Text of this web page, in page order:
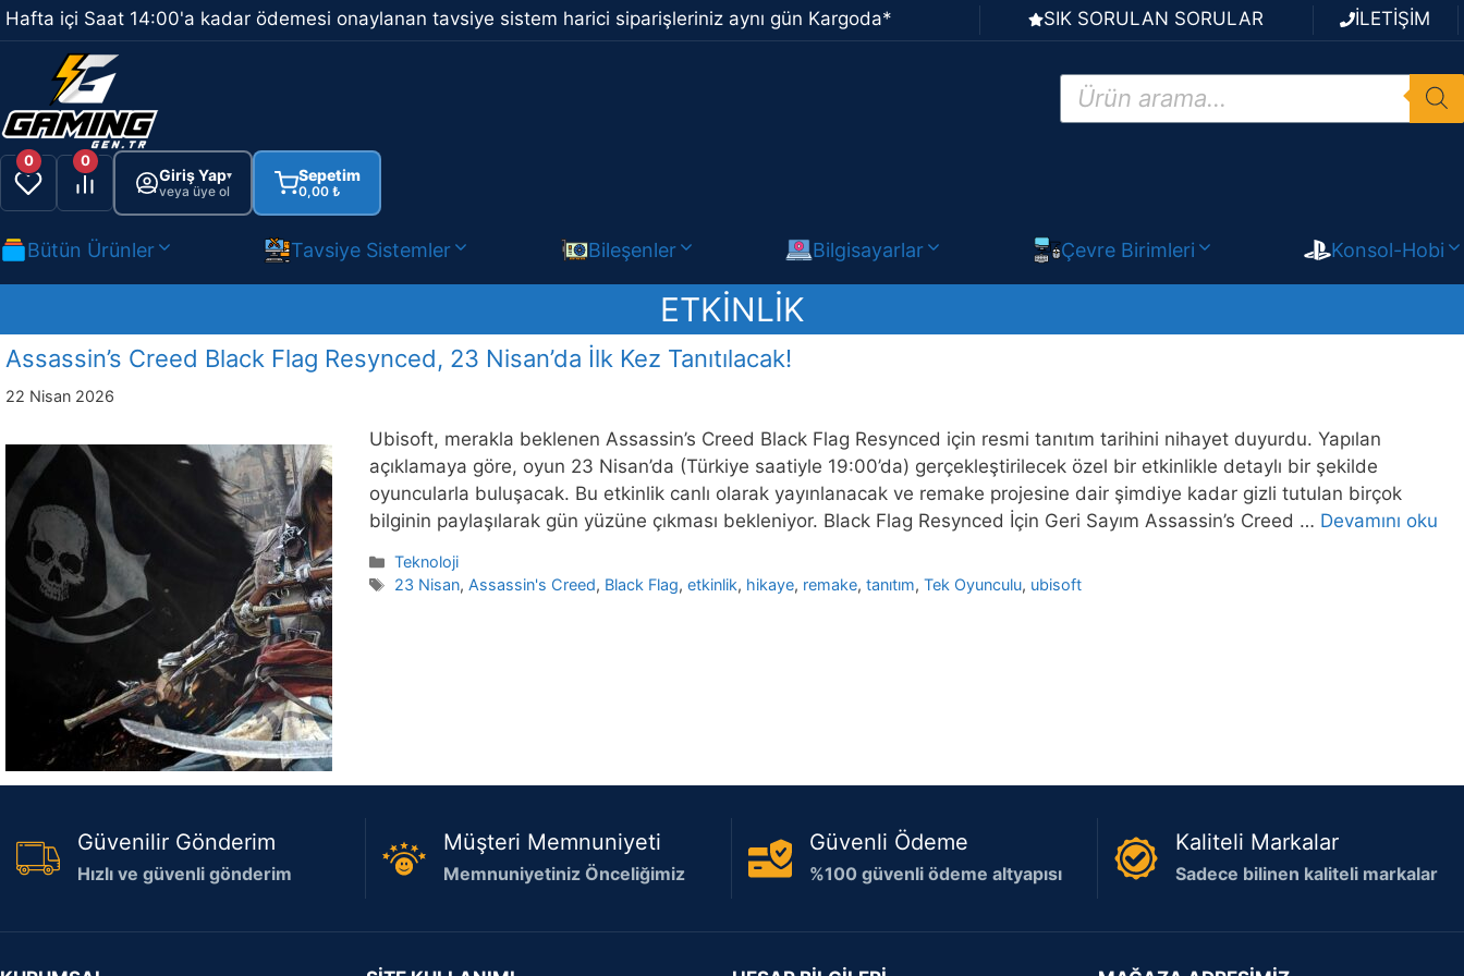
İçeriğe
atla
Hafta içi Saat 14:00'a kadar ödemesi onaylanan tavsiye sistem harici siparişleriniz aynı gün Kargoda* SIK SORULAN SORULAR İLETİŞİM
Products
search
0 0
Giriş Yap▾
veya üye ol
Sepetim
0,00 ₺
Bütün Ürünler Tavsiye Sistemler Bileşenler Bilgisayarlar Çevre Birimleri Konsol-Hobi
ETKINLIK
Assassin’s Creed Black Flag Resynced, 23 Nisan’da İlk Kez Tanıtılacak!
22 Nisan 2026
Ubisoft, merakla beklenen Assassin’s Creed Black Flag Resynced için resmi tanıtım tarihini nihayet duyurdu. Yapılan
açıklamaya göre, oyun 23 Nisan’da (Türkiye saatiyle 19:00’da) gerçekleştirilecek özel bir etkinlikle detaylı bir şekilde
oyuncularla buluşacak. Bu etkinlik canlı olarak yayınlanacak ve remake projesine dair şimdiye kadar gizli tutulan birçok
bilginin paylaşılarak gün yüzüne çıkması bekleniyor. Black Flag Resynced İçin Geri Sayım Assassin’s Creed … Devamını oku
Kategoriler
Teknoloji
Etiketler
23 Nisan, Assassin's Creed, Black Flag,etkinlik, hikaye, remake,tanıtım,Tek Oyunculu, ubisoft
Güvenilir Gönderim
Hızlı ve güvenli gönderim
Müşteri Memnuniyeti
Memnuniyetiniz Önceliğimiz
Güvenli Ödeme
%100 güvenli ödeme altyapısı
Kaliteli Markalar
Sadece bilinen kaliteli markalar